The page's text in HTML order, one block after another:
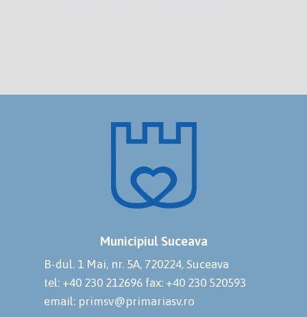
Municipiul Suceava
B-dul. 1 Mai, nr. 5A, 720224, Suceava
tel: +40 230 212696 fax: +40 230 520593
email: primsv@primariasv.ro